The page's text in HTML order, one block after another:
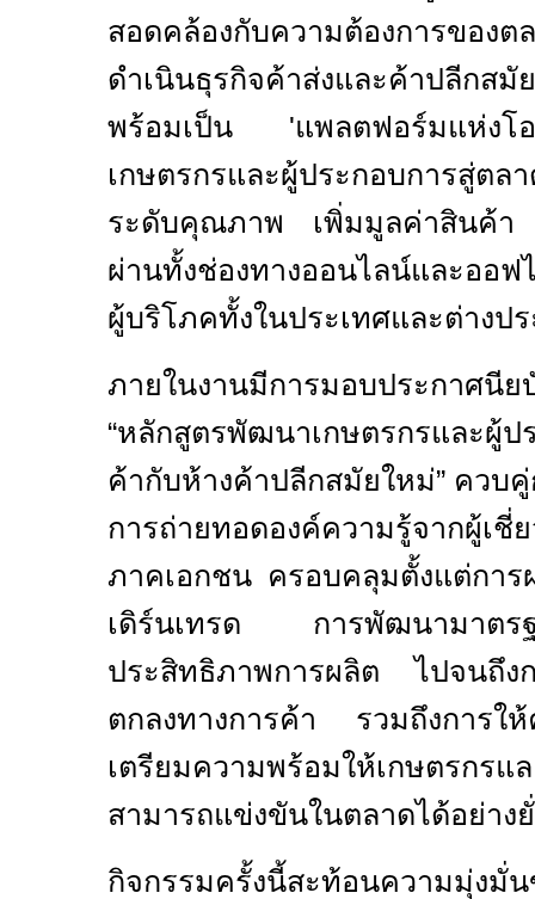
สอดคล้องกับความต้องการขอ
ดำเนินธุรกิจค้าส่งและค้าปลีกส
พร้อมเป็น 'แพลตฟอร์มแห่งโ
เกษตรกรและผู้ประกอบการสู่
ระดับคุณภาพ เพิ่มมูลค่าสินค้
ผ่านทั้งช่องทางออนไลน์และออ
ผู้บริโภคทั้งในประเทศและต่างปร
ภายในงานมีการมอบประกาศนี
“หลักสูตรพัฒนาเกษตรกรและผู้ป
ค้ากับห้างค้าปลีกสมัยใหม่” ควบ
การถ่ายทอดองค์ความรู้จากผู้เชี่
ภาคเอกชน ครอบคลุมตั้งแต่การ
เดิร์นเทรด การพัฒนามาต
ประสิทธิภาพการผลิต ไปจนถึง
ตกลงทางการค้า รวมถึงการใ
เตรียมความพร้อมให้เกษตรกรแ
สามารถแข่งขันในตลาดได้อย่าง
กิจกรรมครั้งนี้สะท้อนความมุ่ง